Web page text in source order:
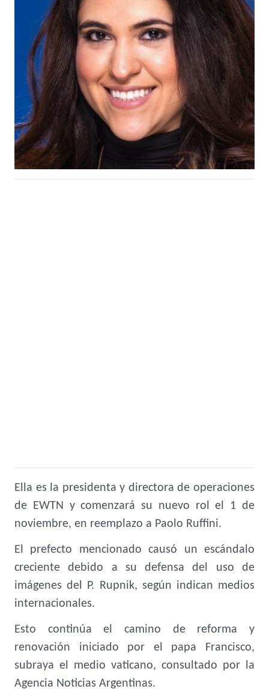
Ella es la presidenta y directora de operaciones
de EWTN y comenzará su nuevo rol el 1 de
noviembre, en reemplazo a Paolo Ruffini.
El prefecto mencionado causó un escándalo
creciente debido a su defensa del uso de
imágenes del P. Rupnik, según indican medios
internacionales.
Esto continúa el camino de reforma y
renovación iniciado por el papa Francisco,
subraya el medio vaticano, consultado por la
Agencia Noticias Argentinas.